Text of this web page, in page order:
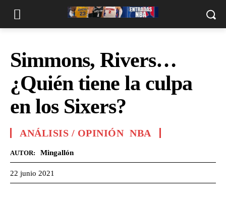
Simmons, Rivers…
¿Quién tiene la culpa
en los Sixers?
ANÁLISIS / OPINIÓN NBA
AUTOR: Mingallón
22 junio 2021